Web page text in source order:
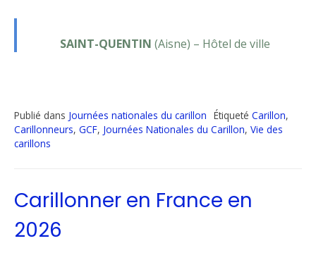
SAINT-QUENTIN (Aisne) – Hôtel de ville
Publié dans Journées nationales du carillon Étiqueté Carillon,
Carillonneurs, GCF, Journées Nationales du Carillon, Vie des
carillons
Carillonner en France en
2026